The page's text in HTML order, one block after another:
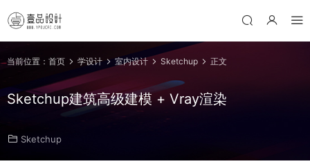
当前位置： 首页 学设计 室内设计 Sketchup 正文
Sketchup建筑高级建模 + Vray渲染
Sketchup